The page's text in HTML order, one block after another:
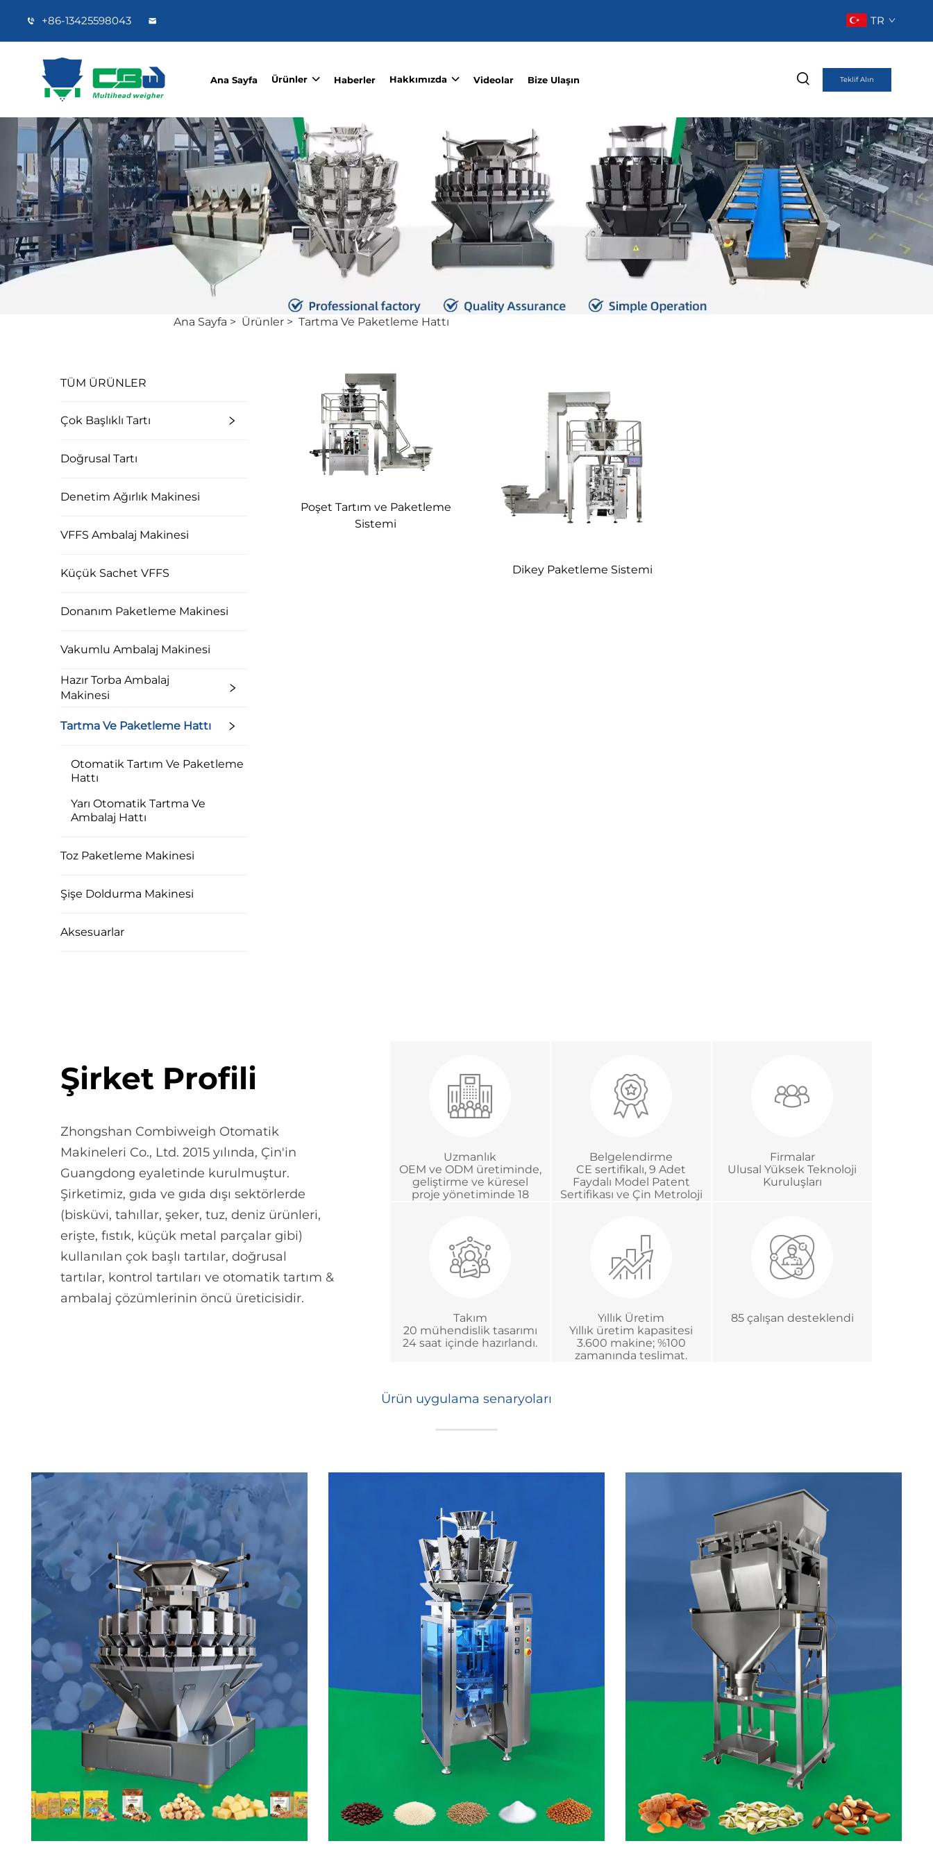
+86-13425598043 TR
Ana Sayfa Ürünler Haberler Hakkımızda Videolar Bize Ulaşın Teklif Alın
Ana Sayfa > Ürünler > Tartma Ve Paketleme Hattı
TÜM ÜRÜNLER
Çok Başlıklı Tartı
Doğrusal Tartı
Denetim Ağırlık Makinesi
VFFS Ambalaj Makinesi
Küçük Sachet VFFS
Donanım Paketleme Makinesi
Vakumlu Ambalaj Makinesi
Hazır Torba Ambalaj
Makinesi
Tartma Ve Paketleme Hattı
Otomatik Tartım Ve Paketleme
Hattı
Yarı Otomatik Tartma Ve
Ambalaj Hattı
Toz Paketleme Makinesi
Şişe Doldurma Makinesi
Aksesuarlar
Poşet Tartım ve Paketleme
Sistemi
Dikey Paketleme Sistemi
Şirket Profili
Zhongshan Combiweigh Otomatik
Makineleri Co., Ltd. 2015 yılında, Çin'in
Guangdong eyaletinde kurulmuştur.
Şirketimiz, gıda ve gıda dışı sektörlerde
(bisküvi, tahıllar, şeker, tuz, deniz ürünleri,
erişte, fıstık, küçük metal parçalar gibi)
kullanılan çok başlı tartılar, doğrusal
tartılar, kontrol tartıları ve otomatik tartım &
ambalaj çözümlerinin öncü üreticisidir.
Uzmanlık
OEM ve ODM üretiminde,
geliştirme ve küresel
proje yönetiminde 18
Belgelendirme
CE sertifikalı, 9 Adet
Faydalı Model Patent
Sertifikası ve Çin Metroloji
Firmalar
Ulusal Yüksek Teknoloji
Kuruluşları
Takım
20 mühendislik tasarımı
24 saat içinde hazırlandı.
Yıllık Üretim
Yıllık üretim kapasitesi
3.600 makine; %100
zamanında teslimat.
85 çalışan desteklendi
Ürün uygulama senaryoları